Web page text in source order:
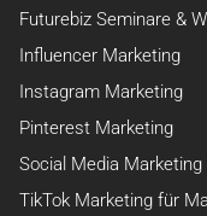
Futurebiz Seminare &
Influencer Marketing
Instagram Marketing
Pinterest Marketing
Social Media Marketing
TikTok Marketing für